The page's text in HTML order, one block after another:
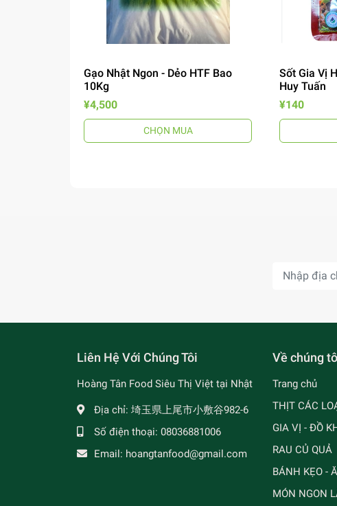
Gạo Nhật Ngon - Dẻo HTF Bao
10Kg
¥4,500
CHỌN MUA
Sốt Gia Vị
Huy Tuấn
¥140
Liên Hệ Với Chúng Tôi
Hoàng Tân Food Siêu Thị Việt tại Nhật
Địa chỉ: 埼玉県上尾市小敷谷982-6
Số điện thoại: 08036881006
Email: hoangtanfood@gmail.com
Về chúng
Trang chủ
THỊT CÁC
GIA VỊ - ĐỒ
RAU CỦ QUẢ
BÁNH KẸO -
MÓN NGON